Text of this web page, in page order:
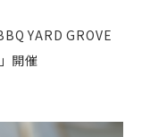
YARD GROVE
開催